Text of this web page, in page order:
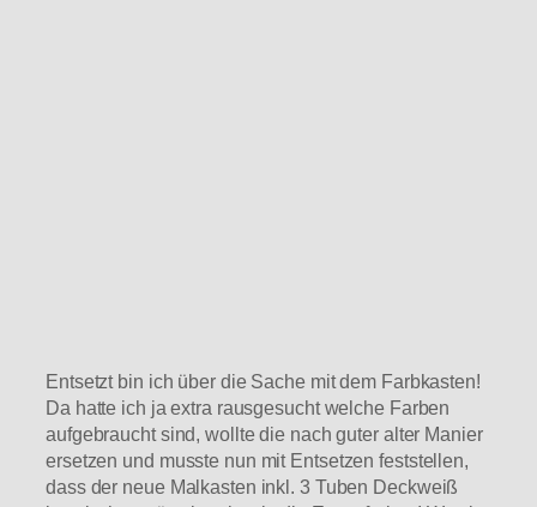
Entsetzt bin ich über die Sache mit dem Farbkasten!
Da hatte ich ja extra rausgesucht welche Farben
aufgebraucht sind, wollte die nach guter alter Manier
ersetzen und musste nun mit Entsetzen feststellen,
dass der neue Malkasten inkl. 3 Tuben Deckweiß